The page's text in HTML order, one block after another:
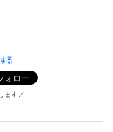
ます／